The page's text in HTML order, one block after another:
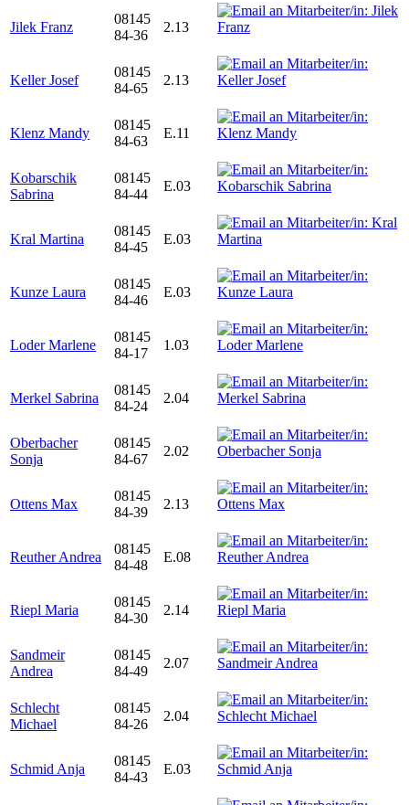
Jilek Franz
08145
84-36
2.13
Keller Josef
08145
84-65
2.13
Klenz Mandy
08145
84-63
E.11
Kobarschik
Sabrina
08145
84-44
E.03
Kral Martina
08145
84-45
E.03
Kunze Laura
08145
84-46
E.03
Loder Marlene
08145
84-17
1.03
Merkel Sabrina
08145
84-24
2.04
Oberbacher
Sonja
08145
84-67
2.02
Ottens Max
08145
84-39
2.13
Reuther Andrea
08145
84-48
E.08
Riepl Maria
08145
84-30
2.14
Sandmeir
Andrea
08145
84-49
2.07
Schlecht
Michael
08145
84-26
2.04
Schmid Anja
08145
84-43
E.03